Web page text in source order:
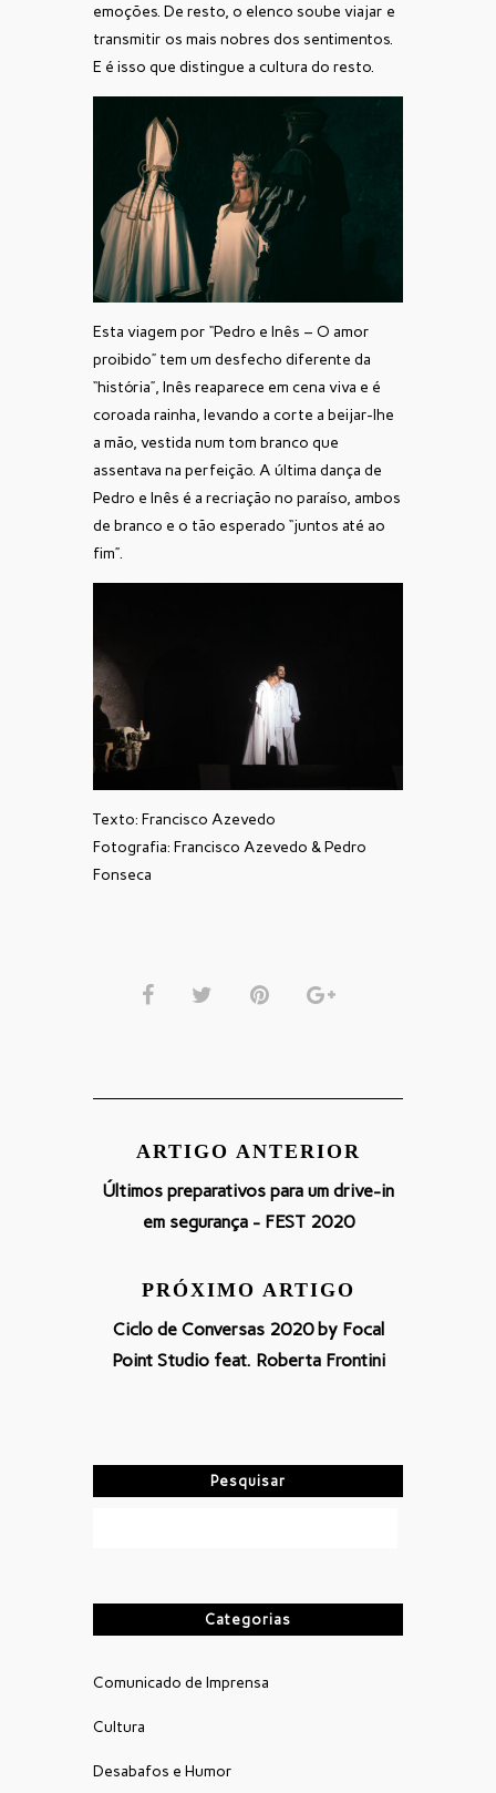
emoções. De resto, o elenco soube viajar e
transmitir os mais nobres dos sentimentos.
E é isso que distingue a cultura do resto.
Esta viagem por “Pedro e Inês – O amor
proibido” tem um desfecho diferente da
“história”, Inês reaparece em cena viva e é
coroada rainha, levando a corte a beijar-lhe
a mão, vestida num tom branco que
assentava na perfeição. A última dança de
Pedro e Inês é a recriação no paraíso, ambos
de branco e o tão esperado “juntos até ao
fim”.
Texto: Francisco Azevedo
Fotografia: Francisco Azevedo & Pedro
Fonseca
ARTIGO ANTERIOR
Últimos preparativos para um drive-in
em segurança - FEST 2020
PRÓXIMO ARTIGO
Ciclo de Conversas 2020 by Focal
Point Studio feat. Roberta Frontini
Pesquisar
Categorias
Comunicado de Imprensa
Cultura
Desabafos e Humor